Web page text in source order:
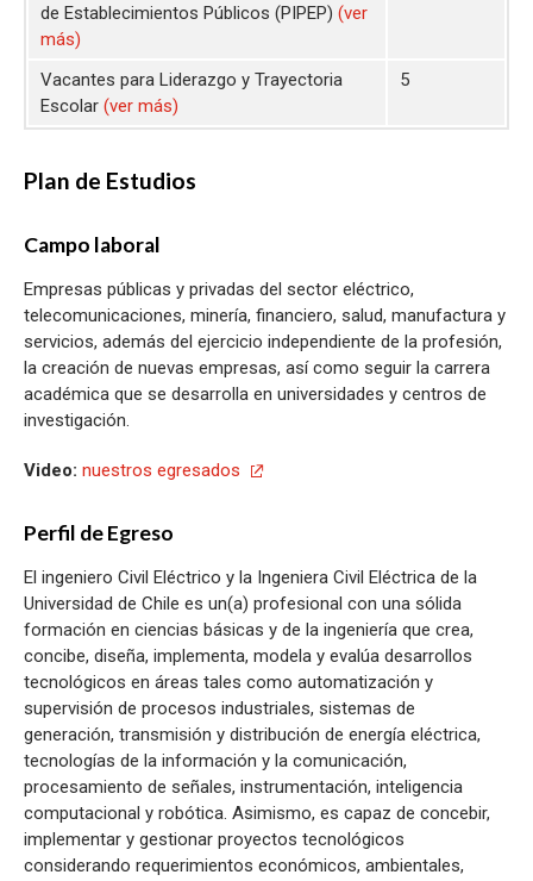
de Establecimientos Públicos (PIPEP) (ver
más)
Vacantes para Liderazgo y Trayectoria
Escolar (ver más)
5
Plan de Estudios
Campo laboral
Empresas públicas y privadas del sector eléctrico,
telecomunicaciones, minería, financiero, salud, manufactura y
servicios, además del ejercicio independiente de la profesión,
la creación de nuevas empresas, así como seguir la carrera
académica que se desarrolla en universidades y centros de
investigación.
Video: nuestros egresados
Perfil de Egreso
El ingeniero Civil Eléctrico y la Ingeniera Civil Eléctrica de la
Universidad de Chile es un(a) profesional con una sólida
formación en ciencias básicas y de la ingeniería que crea,
concibe, diseña, implementa, modela y evalúa desarrollos
tecnológicos en áreas tales como automatización y
supervisión de procesos industriales, sistemas de
generación, transmisión y distribución de energía eléctrica,
tecnologías de la información y la comunicación,
procesamiento de señales, instrumentación, inteligencia
computacional y robótica. Asimismo, es capaz de concebir,
implementar y gestionar proyectos tecnológicos
considerando requerimientos económicos, ambientales,